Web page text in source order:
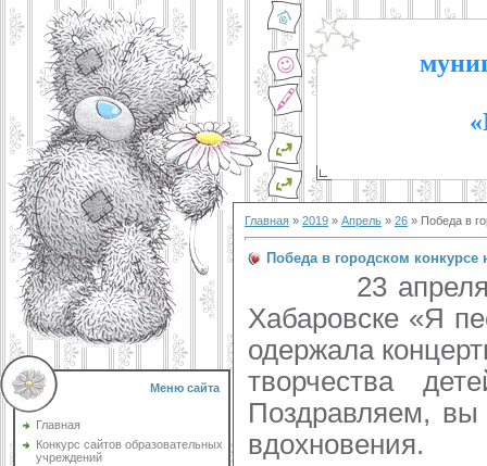
Меню сайта
Главная
Конкурс сайтов образовательных
учреждений
Главная » 2019 » Апрель » 26 » Победа в
Победа в городском
23 апреля
Хабаровске «Я
одержала
творчества
Поздравляем, вы
вдохновения.